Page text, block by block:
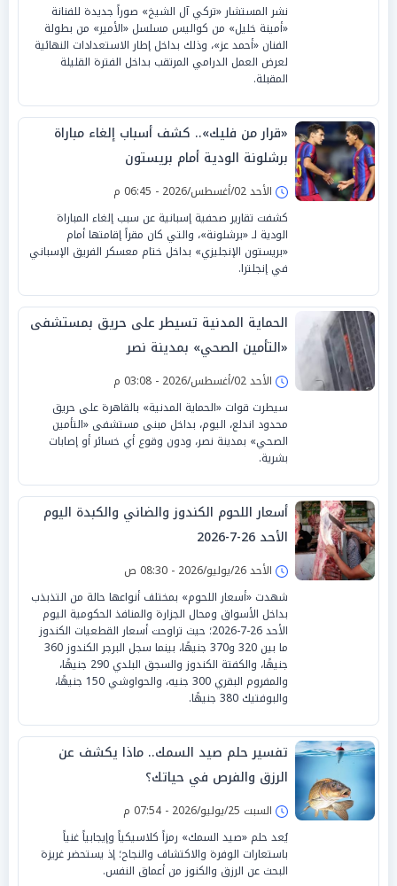
نشر المستشار «تركي آل الشيخ» صوراً جديدة للفنانة
«أمينة خليل» من كواليس مسلسل «الأمير» من بطولة
الفنان «أحمد عز»، وذلك بداخل إطار الاستعدادات النهائية
لعرض العمل الدرامي المرتقب بداخل الفترة القليلة
المقبلة.
«قرار من فليك».. كشف أسباب إلغاء مباراة
برشلونة الودية أمام بريستون
الأحد 02/أغسطس/2026 - 06:45 م
كشفت تقارير صحفية إسبانية عن سبب إلغاء المباراة
الودية لـ «برشلونة»، والتي كان مقراً إقامتها أمام
«بريستون الإنجليزي» بداخل ختام معسكر الفريق الإسباني
في إنجلترا.
الحماية المدنية تسيطر على حريق بمستشفى
«التأمين الصحي» بمدينة نصر
الأحد 02/أغسطس/2026 - 03:08 م
سيطرت قوات «الحماية المدنية» بالقاهرة على حريق
محدود اندلع، اليوم، بداخل مبنى مستشفى «التأمين
الصحي» بمدينة نصر، ودون وقوع أي خسائر أو إصابات
بشرية.
أسعار اللحوم الكندوز والضاني والكبدة اليوم
الأحد 26-7-2026
الأحد 26/يوليو/2026 - 08:30 ص
شهدت «أسعار اللحوم» بمختلف أنواعها حالة من التذبذب
بداخل الأسواق ومحال الجزارة والمنافذ الحكومية اليوم
الأحد 26-7-2026؛ حيث تراوحت أسعار القطعيات الكندوز
ما بين 320 و370 جنيهًا، بينما سجل البرجر الكندوز 360
جنيهًا، والكفتة الكندوز والسجق البلدي 290 جنيهًا،
والمفروم البقري 300 جنيه، والحواوشي 150 جنيهًا،
والبوفتيك 380 جنيهًا.
تفسير حلم صيد السمك.. ماذا يكشف عن
الرزق والفرص في حياتك؟
السبت 25/يوليو/2026 - 07:54 م
يُعد حلم «صيد السمك» رمزاً كلاسيكياً وإيجابياً غنياً
باستعارات الوفرة والاكتشاف والنجاح؛ إذ يستحضر غريزة
البحث عن الرزق والكنوز من أعماق النفس.